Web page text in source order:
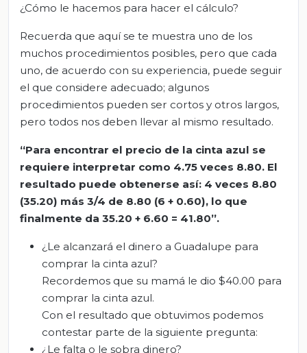
¿Cómo le hacemos para hacer el cálculo?
Recuerda que aquí se te muestra uno de los
muchos procedimientos posibles, pero que cada
uno, de acuerdo con su experiencia, puede seguir
el que considere adecuado; algunos
procedimientos pueden ser cortos y otros largos,
pero todos nos deben llevar al mismo resultado.
“Para encontrar el precio de la cinta azul se
requiere interpretar como 4.75 veces 8.80. El
resultado puede obtenerse así: 4 veces 8.80
(35.20) más 3/4 de 8.80 (6 + 0.60), lo que
finalmente da 35.20 + 6.60 = 41.80”.
¿Le alcanzará el dinero a Guadalupe para
comprar la cinta azul?
Recordemos que su mamá le dio $40.00 para
comprar la cinta azul.
Con el resultado que obtuvimos podemos
contestar parte de la siguiente pregunta:
¿Le falta o le sobra dinero?